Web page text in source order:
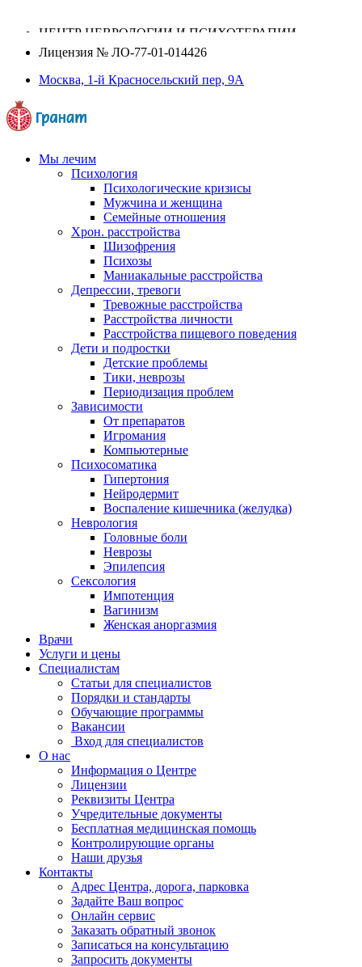
ЦЕНТР НЕВРОЛОГИИ И ПСИХОТЕРАПИИ
Лицензия № ЛО-77-01-014426
Москва, 1-й Красносельский пер, 9А
Мы лечим
Психология
Психологические кризисы
Мужчина и женщина
Семейные отношения
Хрон. расстройства
Шизофрения
Психозы
Маниакальные расстройства
Депрессии, тревоги
Тревожные расстройства
Расстройства личности
Расстройства пищевого поведения
Дети и подростки
Детские проблемы
Тики, неврозы
Периодизация проблем
Зависимости
От препаратов
Игромания
Компьютерные
Психосоматика
Гипертония
Нейродермит
Воспаление кишечника (желудка)
Неврология
Головные боли
Неврозы
Эпилепсия
Сексология
Импотенция
Вагинизм
Женская аноргазмия
Врачи
Услуги и цены
Специалистам
Статьи для специалистов
Порядки и стандарты
Обучающие программы
Вакансии
Вход для специалистов
О нас
Информация о Центре
Лицензии
Реквизиты Центра
Учредительные документы
Бесплатная медицинская помощь
Контролирующие органы
Наши друзья
Контакты
Адрес Центра, дорога, парковка
Задайте Ваш вопрос
Онлайн сервис
Заказать обратный звонок
Записаться на консультацию
Запросить документы